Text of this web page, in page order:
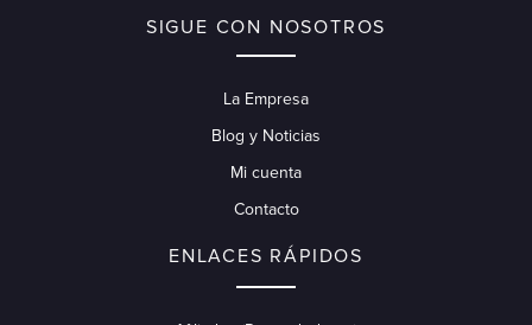
SIGUE CON NOSOTROS
La Empresa
Blog y Noticias
Mi cuenta
Contacto
ENLACES RÁPIDOS